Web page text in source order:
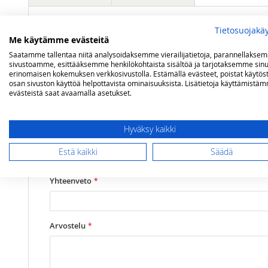
Mitat Prestige 450 / Prestige P500 / Prestige
Olet arvostelemassa:
Napoleon paistinkäännin P450/P500/
Arviosi
1
2
3
4
5
Yhteenveto
Arvostelu
Me käytämme evästeitä
Saatamme tallentaa niitä analysoidaksemme vierailijatietoja,
sivustoamme, esittääksemme henkilökohtaista sisältöä ja tarjotaksemme
erinomaisen kokemuksen verkkosivustolla. Estämällä evästeet, poistat
osan sivuston käyttöä helpottavista ominaisuuksista. Lisätietoja
evästeistä saat avaamalla asetukset.
Hyväksy kaikki
Estä kaikki Säädä